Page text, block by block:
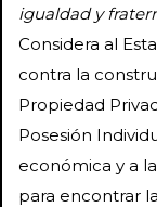
igualdad y
Considera al
contra la
Propiedad
Posesión
económica y a
para encontrar